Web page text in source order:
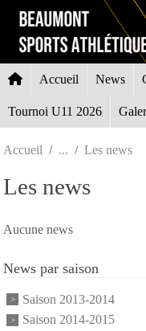
Accueil News
Tournoi U11 2026
Accueil Les news
Les news
Aucune news
News par saison
Saison 2013-2014
Saison 2014-2015
Panneau de gestion des